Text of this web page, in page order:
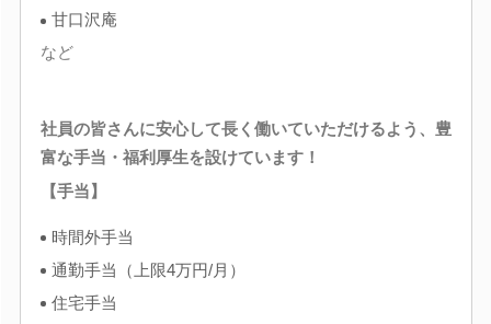
甘口沢庵
など
社員の皆さんに安心して長く働いていただけるよう、豊
富な手当・福利厚生を設けています！
【手当】
時間外手当
通勤手当（上限4万円/月）
住宅手当